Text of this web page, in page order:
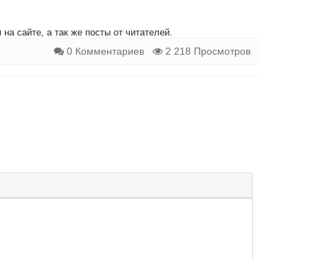
сайте, а так же посты от читателей.
0 Комментариев 2 218 Просмотров